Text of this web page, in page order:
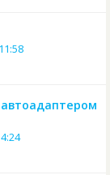
автоадаптером